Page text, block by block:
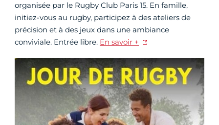
organisée par le Rugby Club Paris 15. En famille,
initiez-vous au rugby, participez à des ateliers de
précision et à des jeux dans une ambiance
conviviale. Entrée libre. En savoir +